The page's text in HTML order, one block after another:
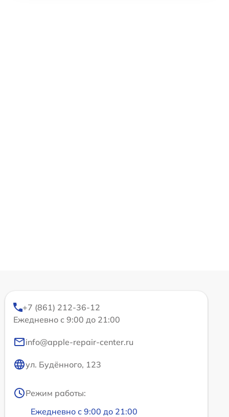
+7 (861) 212-36-12
Ежедневно с 9:00 до 21:00
info@apple-repair-center.ru
ул. Будённого, 123
Режим работы:
Ежедневно с 9:00 до 21:00